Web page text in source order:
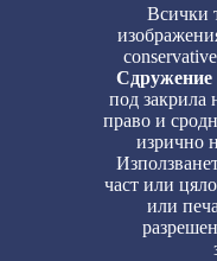
Всички
Сдружение
под закрила
право и
изрично
част или
или